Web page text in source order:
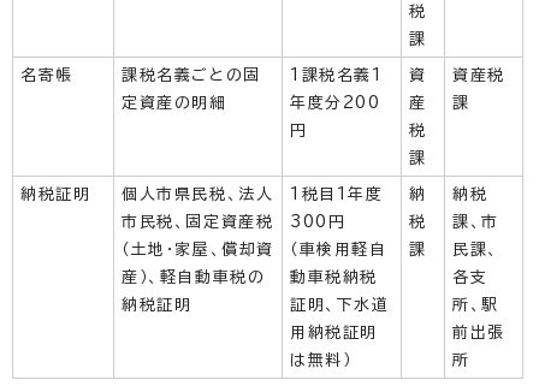
税
課
名寄帳
課税名義ごとの固
定資産の明細
1課税名義1
年度分200
円
資
産
税
課
資産税
課
納税証明
個人市県民税、法人
市民税、固定資産税
（土地・家屋、償却資
産）、軽自動車税の
納税証明
1税目1年度
300円
（車検用軽自
動車税納税
証明、下水道
用納税証明
は無料）
納
税
課
納税
課、市
民課、
各支
所、駅
前出張
所